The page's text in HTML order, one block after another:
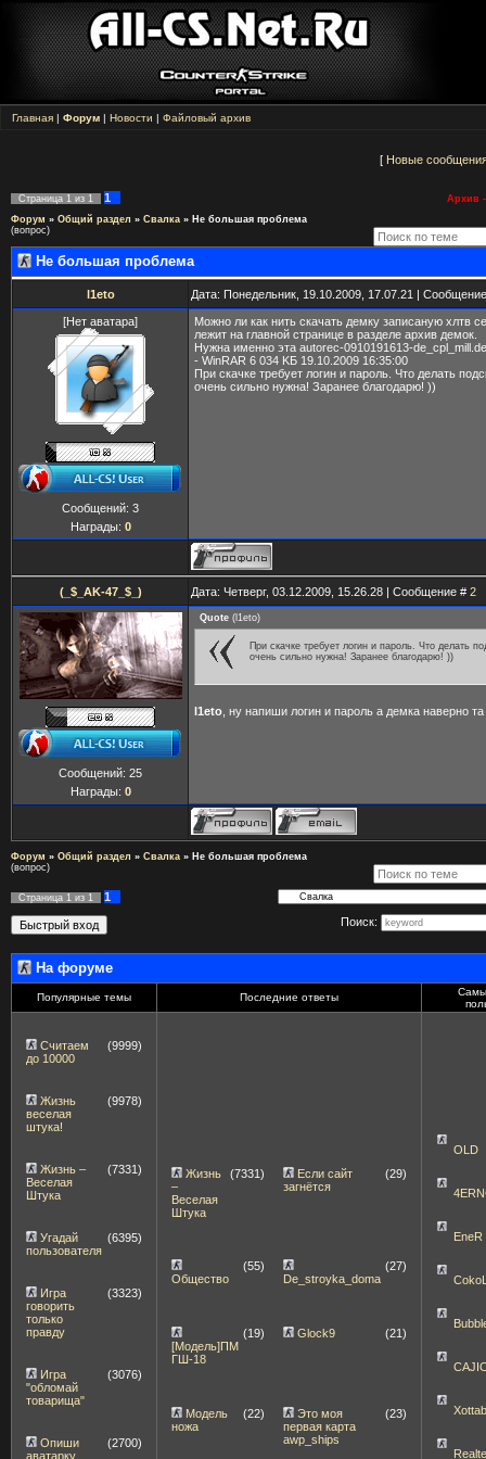
Главная | Форум | Новости | Файловый архив
[ Новые
Страница 1 из 1 1
Архив -
Форум » Общий раздел » Свалка » Не большая проблема
(вопрос)
Не большая проблема
l1eto Дата: Понедельник, 19.10.2009, 17.07.21 |
[Нет аватара]
Сообщений: 3
Награды: 0
Можно ли как нить скачать демку записаную хлтв
лежит на главной странице в разделе архив демок.
Нужна именно эта autorec-0910191613-
- WinRAR 6 034 KБ 19.10.2009 16:35:00
При скачке требует логин и пароль. Что делать
очень сильно нужна! Заранее благодарю! ))
(_$_AK-47_$_) Дата: Четверг, 03.12.2009, 15.26.28 | Сообщение # 2
Сообщений: 25
Награды: 0
Quote ( l1eto)
При скачке требует логин и пароль. Что делать
очень сильно нужна! Заранее благодарю! ))
l1eto , ну напиши логин и пароль а демка наверно
Форум » Общий раздел » Свалка » Не большая проблема
(вопрос)
Страница 1 из 1
1
Поиск:
На форуме
Популярные темы Последние ответы
Считаем
до 10000
(9999)
Жизнь
веселая
штука!
(9978)
Жизнь –
Веселая
Штука
(7331)
Угадай
пользователя
(6395)
Игра
говорить
только
правду
(3323)
Игра
"обломай
товарища"
(3076)
Опиши
аватарку
(2700)
Жизнь
–
Веселая
Штука
(7331)
Если сайт
загнётся
(29)
Общество
(55)
De_stroyka_doma
(27)
[Модель]ПМ
ГШ-18
(19) Glock9 (21)
Модель
ножа
(22)
Это моя
первая карта
awp_ships
(23)
OLD
EneR